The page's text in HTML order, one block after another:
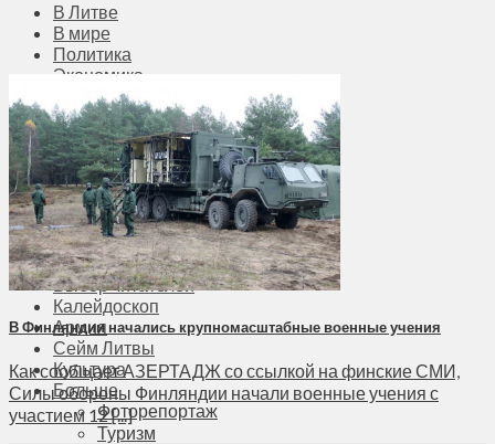
В Литве
В мире
Политика
Экономика
Бизнес
Общество
Мнения
Вильнюс
Клайпеда
Висагинас
Регионы
Соседи
Транспорт
Выбор читателей
Калейдоскоп
Армия
Сейм Литвы
Культура
Больше
Фоторепортаж
Туризм
В Финляндии начались крупномасштабные военные учения
Как сообщает АЗЕРТАДЖ со ссылкой на финские СМИ,
Силы обороны Финляндии начали военные учения с
участием 12 [...]